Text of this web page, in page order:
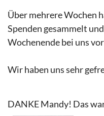
Über mehrere Wochen
Spenden gesammelt
Wochenende bei uns
Wir haben uns sehr
DANKE Mandy! Das